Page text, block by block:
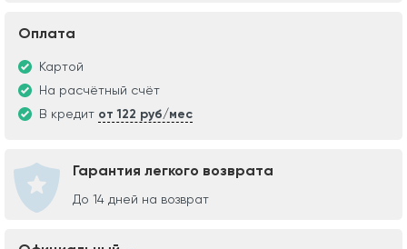
Оплата
Картой
На расчётный счёт
В кредит от 122 руб/мес
Гарантия легкого возврата
До 14 дней на возврат